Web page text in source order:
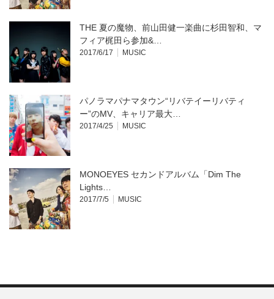
THE 夏の魔物、前山田健一楽曲に杉田智和、マ
フィア梶田ら参加&…
2017/6/17 MUSIC
パノラマパナマタウン“リバテイーリバティ
ー”のMV、キャリア最大…
2017/4/25 MUSIC
MONOEYES セカンドアルバム「Dim The
Lights…
2017/7/5 MUSIC